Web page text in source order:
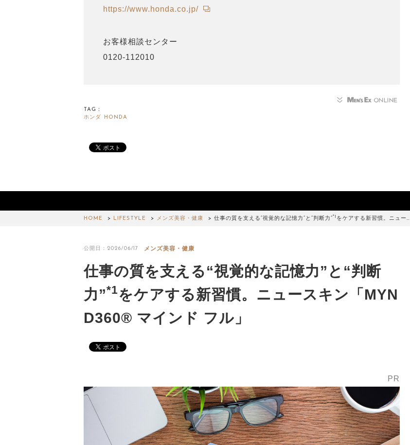
https://www.honda.co.jp/
お客様相談センター
0120-112010
TAG：
ホンダ
HONDA
HOME LIFESTYLE メンズ美容・健康 仕事の質を支える“視覚的な記憶力”と“判断力” *1 をケアする新習慣。ニュー…
公開日：2026/06/17 メンズ美容・健康
仕事の質を支える“視覚的な記憶力”と“判断
力”*1をケアする新習慣。ニュースキン「MYN
D360® マインド フル」
PR